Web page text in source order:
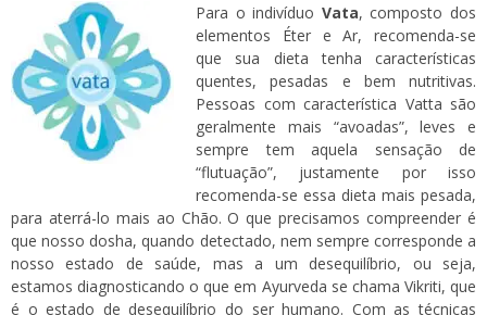
Para o indivíduo Vata, composto dos
elementos Éter e Ar, recomenda-se
que sua dieta tenha características
quentes, pesadas e bem nutritivas.
Pessoas com característica Vatta são
geralmente mais “avoadas”, leves e
sempre tem aquela sensação de
“flutuação”, justamente por isso
recomenda-se essa dieta mais pesada,
para aterrá-lo mais ao Chão. O que precisamos compreender é
que nosso dosha, quando detectado, nem sempre corresponde a
nosso estado de saúde, mas a um desequilíbrio, ou seja,
estamos diagnosticando o que em Ayurveda se chama Vikriti, que
é o estado de desequilíbrio do ser humano. Com as técnicas